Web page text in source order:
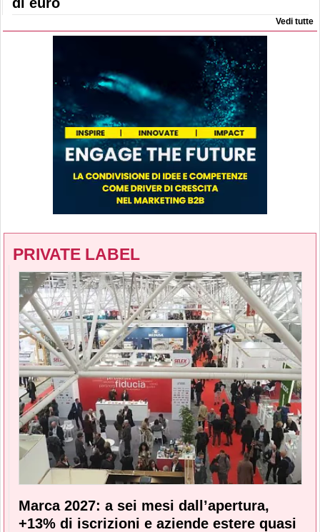
Vedi tutte
PRIVATE LABEL
Marca 2027: a sei mesi dall’apertura,
+13% di iscrizioni e aziende estere quasi